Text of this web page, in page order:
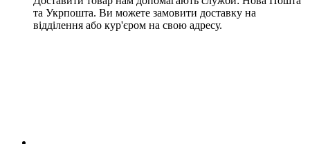
та Укрпошта. Ви можете замовити доставку на
відділення або кур'єром на свою адресу.